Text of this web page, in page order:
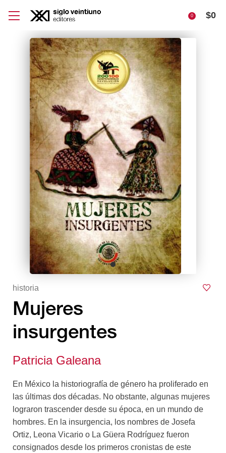
0 $0
historia
Mujeres
insurgentes
Patricia Galeana
En México la historiografía de género ha proliferado en
las últimas dos décadas. No obstante, algunas mujeres
lograron trascender desde su época, en un mundo de
hombres. En la insurgencia, los nombres de Josefa
Ortiz, Leona Vicario o La Güera Rodríguez fueron
consignados desde los primeros cronistas de este